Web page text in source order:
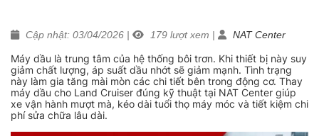
Cập nhật: 03/04/2026 | 179 lượt xem | NAT Center
Máy dầu là trung tâm của hệ thống bôi trơn. Khi thiết bị này suy
giảm chất lượng, áp suất dầu nhớt sẽ giảm mạnh. Tình trạng
này làm gia tăng mài mòn các chi tiết bên trong động cơ. Thay
máy dầu cho Land Cruiser đúng kỹ thuật tại NAT Center giúp
xe vận hành mượt mà, kéo dài tuổi thọ máy móc và tiết kiệm chi
phí sửa chữa lâu dài.